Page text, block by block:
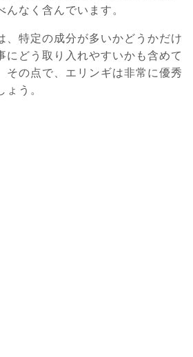
んなく含んでいます。
、特定の成分が多いかどうかだけ
にどう取り入れやすいかも含めて
その点で、エリンギは非常に優秀
ょう。